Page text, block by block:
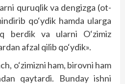
quruqlik va dengizga (ot-
qo‘ydik hamda ularga
berdik va ularni O‘zimiz
afzal qilib qo‘ydik».
o‘zimizni ham, birovni ham
qaytardi. Bunday ishni